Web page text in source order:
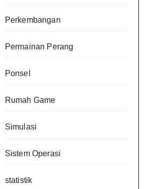
Perkembangan
Permainan Perang
Ponsel
Rumah Game
Simulasi
Sistem Operasi
statistik